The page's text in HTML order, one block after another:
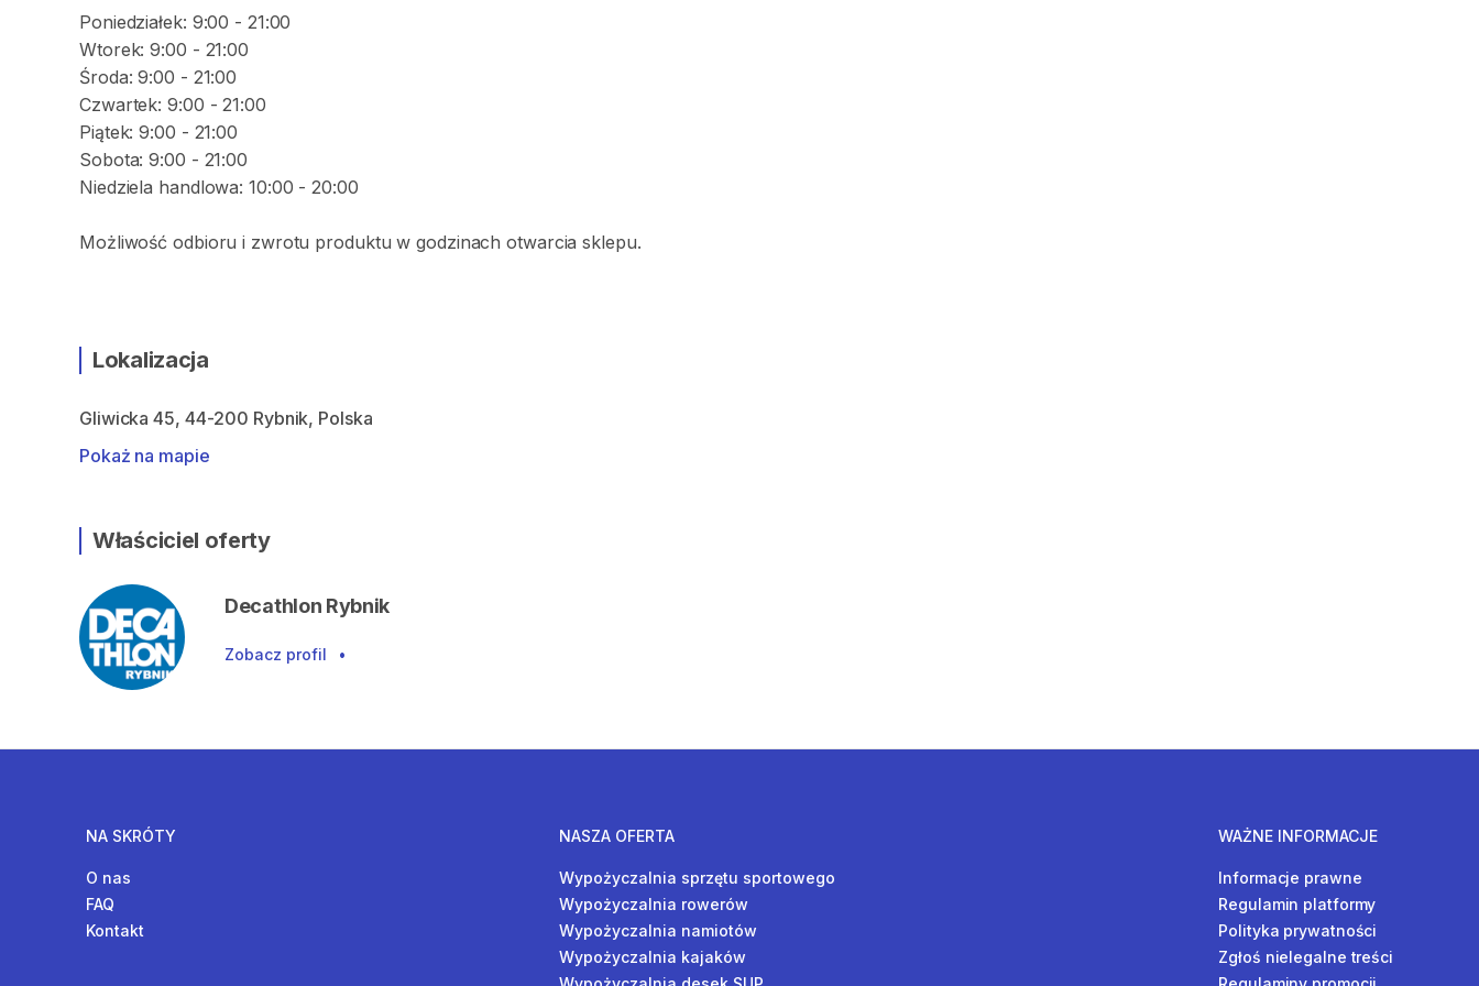
Poniedziałek: 9:00 - 21:00
Wtorek: 9:00 - 21:00
Środa: 9:00 - 21:00
Czwartek: 9:00 - 21:00
Piątek: 9:00 - 21:00
Sobota: 9:00 - 21:00
Niedziela handlowa: 10:00 - 20:00
Możliwość odbioru i zwrotu produktu w godzinach otwarcia sklepu.
Lokalizacja
Gliwicka 45, 44-200 Rybnik, Polska
Pokaż na mapie
Właściciel oferty
Decathlon Rybnik
Zobacz profil •
NA SKRÓTY
O nas
FAQ
Kontakt
NASZA OFERTA
Wypożyczalnia sprzętu sportowego
Wypożyczalnia rowerów
Wypożyczalnia namiotów
Wypożyczalnia kajaków
WAŻNE INFORMACJE
Informacje prawne
Regulamin platformy
Polityka prywatności
Zgłoś nielegalne treści